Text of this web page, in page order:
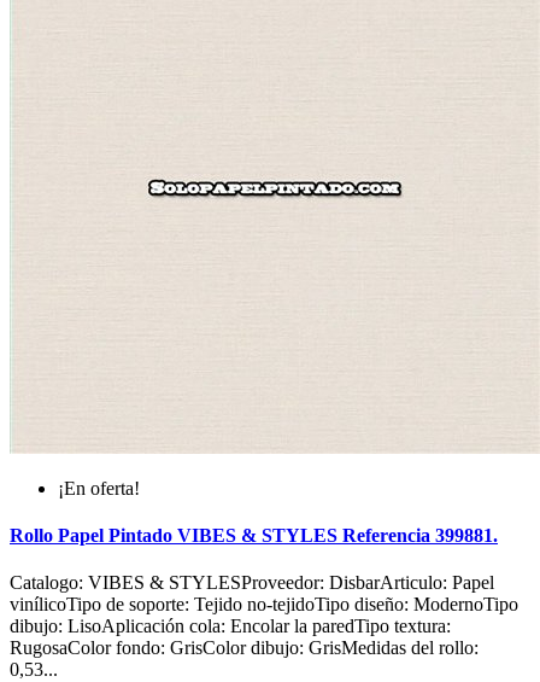
¡En oferta!
Rollo Papel Pintado VIBES & STYLES Referencia 399881.
Catalogo: VIBES & STYLESProveedor: DisbarArticulo: Papel
vinílicoTipo de soporte: Tejido no-tejidoTipo diseño: ModernoTipo
dibujo: LisoAplicación cola: Encolar la paredTipo textura:
RugosaColor fondo: GrisColor dibujo: GrisMedidas del rollo:
0,53...